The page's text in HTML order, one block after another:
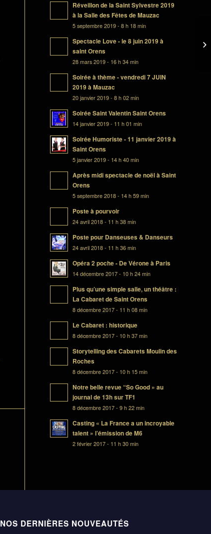
Réveillon de la Saint Sylvestre 2019
à la Salle des Fêtes de Mauzac
5 septembre 2019 - 8 h 18 min
Spectacle Love - le 8 juin 2019 à
saint Orens
28 mars 2019 - 16 h 34 min
Soirée à thème - vendredi 7 JUIN
2019 à Mauzac
20 janvier 2019 - 8 h 02 min
Soirée Saint Valentin Saint Orens
14 janvier 2019 - 11 h 01 min
Soirée Humoriste - 11 janvier 2019 à
Saint Orens
5 janvier 2019 - 14 h 40 min
Après midi spectacle de noël à Saint
Orens
5 septembre 2018 - 14 h 59 min
Poste à pourvoir
24 avril 2018 - 11 h 38 min
Poste pour Danseuses & Danseurs
24 avril 2018 - 11 h 36 min
Opéra 2 poche - De Vérone à Paris
14 décembre 2017 - 10 h 24 min
Plus qu’une simple salle, un théâtre :
La Cabaret de Saint Orens
8 décembre 2017 - 11 h 08 min
Le Cabaret : historique
8 décembre 2017 - 10 h 37 min
Storytelling des Cabarets Moulin des
Roches
8 décembre 2017 - 10 h 15 min
Notre belle revue “So Good » au
journal de 13h sur TF1
8 décembre 2017 - 9 h 22 min
Casting « La France a un incroyable
talent » l’émission de M6
2 février 2017 - 11 h 30 min
NOS DERNIÈRES NOUVEAUTÉS